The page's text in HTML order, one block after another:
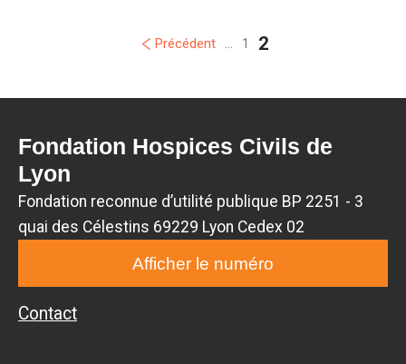
Précédent ... 1 2
Fondation Hospices Civils de
Lyon
Fondation reconnue d’utilité publique BP 2251 - 3
quai des Célestins 69229 Lyon Cedex 02
Afficher le numéro
Contact